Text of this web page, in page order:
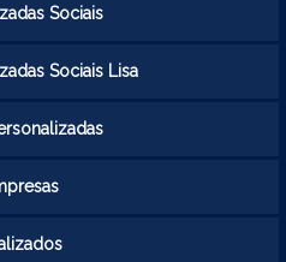
Sociais
Sociais Lisa